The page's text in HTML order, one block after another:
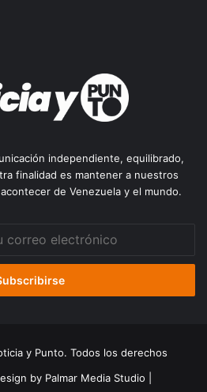
independiente, equilibrado,
finalidad es mantener a nuestros
de Venezuela y el mundo.
y Punto. Todos los derechos
by Palmar Media Studio